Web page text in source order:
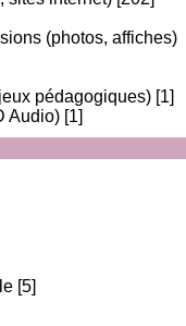
(photos, affiches)
pédagogiques) [1]
Audio) [1]
[5]